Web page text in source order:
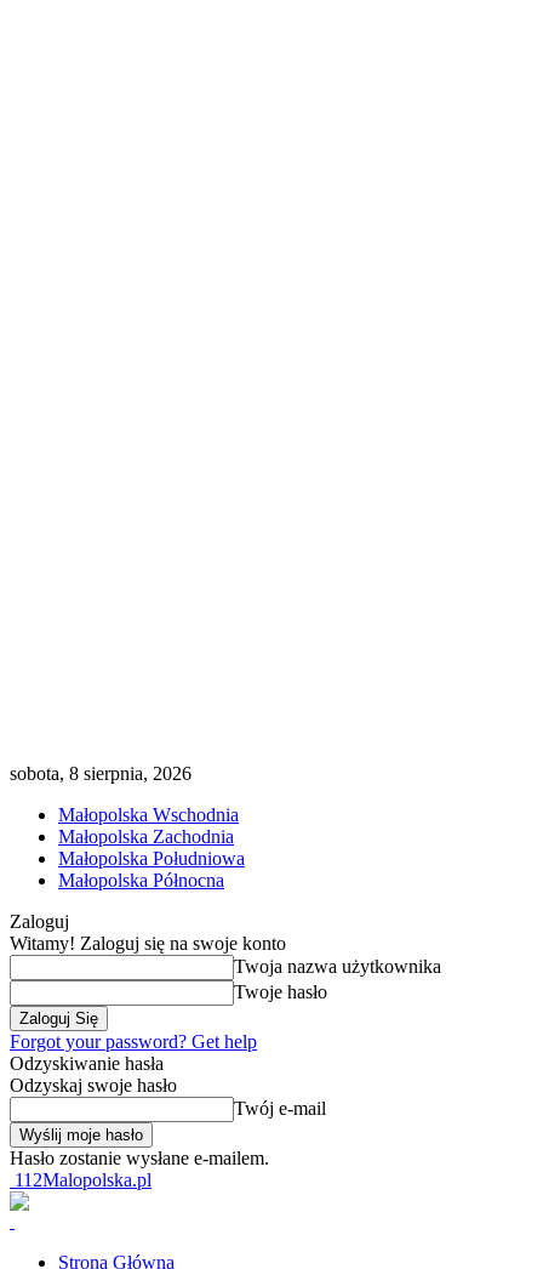
sobota, 8 sierpnia, 2026
Małopolska Wschodnia
Małopolska Zachodnia
Małopolska Południowa
Małopolska Północna
Zaloguj
Witamy! Zaloguj się na swoje konto
Twoja nazwa użytkownika
Twoje hasło
Forgot your password? Get help
Odzyskiwanie hasła
Odzyskaj swoje hasło
Twój e-mail
Hasło zostanie wysłane e-mailem.
112Malopolska.pl
Strona Główna